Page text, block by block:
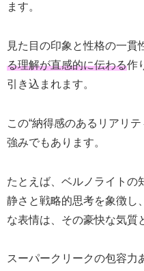
ます。
見た目の印象と性格の一貫
る理解が直感的に伝わる作
引き込まれます。
この“納得感のあるリアリ
強みでもあります。
たとえば、ベルノライトの
静さと戦略的思考を象徴し
な表情は、その豪快な気質
スーパークリークの包容力